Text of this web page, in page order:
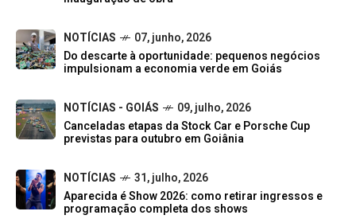
NOTÍCIAS
07, junho, 2026
Do descarte à oportunidade: pequenos negócios
impulsionam a economia verde em Goiás
NOTÍCIAS - GOIÁS
09, julho, 2026
Canceladas etapas da Stock Car e Porsche Cup
previstas para outubro em Goiânia
NOTÍCIAS
31, julho, 2026
Aparecida é Show 2026: como retirar ingressos e
programação completa dos shows